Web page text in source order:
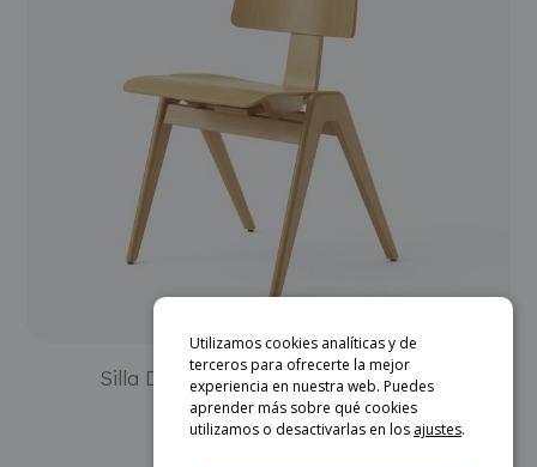
Silla Daystak RD1 1951 – &Tradition
480€
Utilizamos cookies analíticas y de
terceros para ofrecerte la mejor
experiencia en nuestra web. Puedes
aprender más sobre qué cookies
utilizamos o desactivarlas en los ajustes.